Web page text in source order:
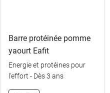
Barre protéinée pomme
yaourt Eafit
Energie et protéines pour
l'effort - Dès 3 ans